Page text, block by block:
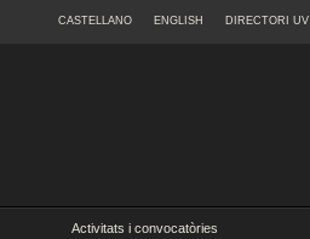
CASTELLANO ENGLISH DIRECTORI UV
Activitats i convocatòries